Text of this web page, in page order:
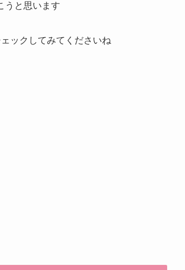
うと思います
ックしてみてくださいね